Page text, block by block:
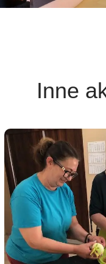
Inne